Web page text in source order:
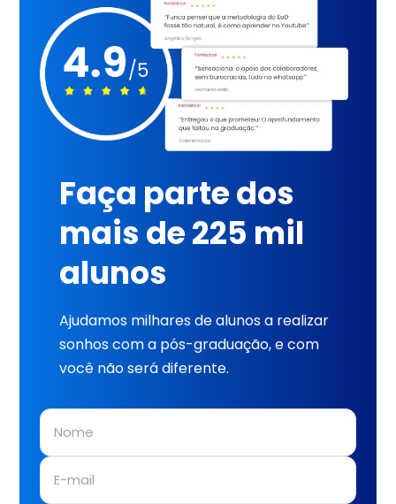
Faça parte dos
mais de 225 mil
alunos
Ajudamos milhares de alunos a realizar
sonhos com a pós-graduação, e com
você não será diferente.